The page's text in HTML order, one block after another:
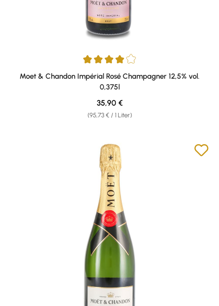
Durchschnittliche Bewertung von 4 von 5 Sternen
Moet & Chandon Impérial Rosé Champagner 12,5% vol.
0,375l
(95,73 € / 1 Liter)
Regulärer Preis:
35,90 €